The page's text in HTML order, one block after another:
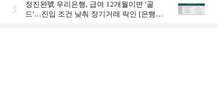
5
정진완號 우리은행, 급여 12개월이면 '골
드'…진입 조건 낮춰 장기거래 락인 [은행권